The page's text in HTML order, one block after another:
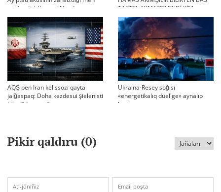
qoldan ösirilgen milliondar
TARTTI. AYMAQTI ENDİ KİM
BASQARADI?
AQŞ pen Iran kelissözi qayta
jalğaspaq: Doha kezdesui şielenisti
bäseñdete me?
Ukraina-Resey soğısı
«energetikalıq duel'ge» aynalıp
ketti
Pikir qaldıru (0)